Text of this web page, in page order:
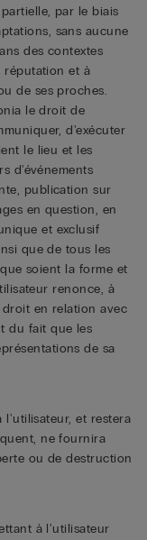
par le biais
sans aucune
des contextes
réputation et à
de ses proches.
le droit de
d'exécuter
le lieu et les
d'événements
publication sur
en question, en
et exclusif
que de tous les
soient la forme et
renonce, à
en relation avec
du fait que les
de sa
l'utilisateur, et restera
ne fournira
ou de destruction
à l'utilisateur